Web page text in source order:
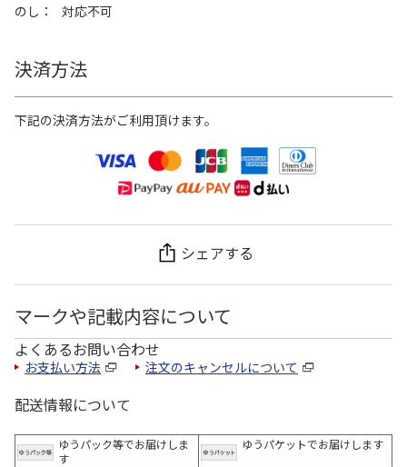
のし
対応不可
決済方法
下記の決済方法がご利用頂けます。
シェアする
マークや記載内容について
よくあるお問い合わせ
お支払い方法 注文のキャンセルについて
配送情報について
ゆうパック等でお届けしま
す
ゆうパケットでお届けします